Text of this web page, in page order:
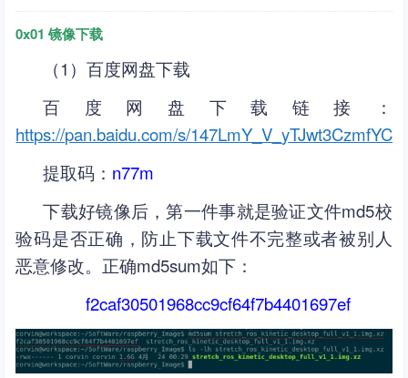
0x01 镜像下载
（1）百度网盘下载
百度网盘下载链接：
https://pan.baidu.com/s/
提取码： n77m
下载好镜像后，第一件事就是验证文件md5校
验码是否正确，防止下载文件不完整或者被别人
恶意修改。正确md5sum如下：
f2caf30501968cc9cf64f7b4401697ef